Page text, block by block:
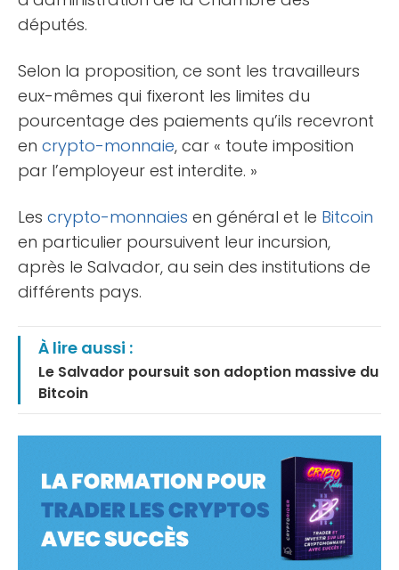
députés.
Selon la proposition, ce sont les travailleurs
eux-mêmes qui fixeront les limites du
pourcentage des paiements qu’ils recevront
en crypto-monnaie, car « toute imposition
par l’employeur est interdite. »
Les crypto-monnaies en général et le Bitcoin
en particulier poursuivent leur incursion,
après le Salvador, au sein des institutions de
différents pays.
À lire aussi :
Le Salvador poursuit son adoption massive du
Bitcoin